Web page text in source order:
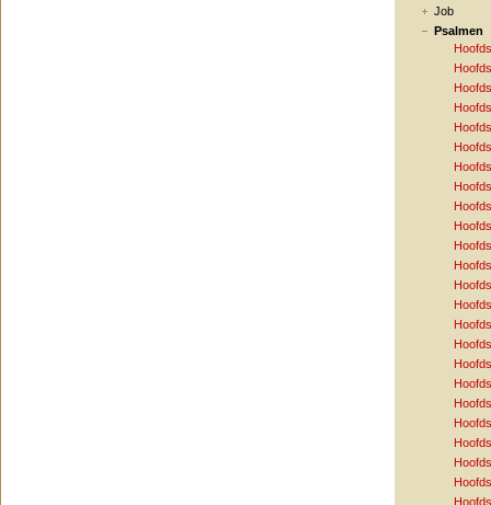
Job
Psalmen